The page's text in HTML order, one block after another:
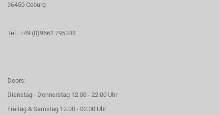
96450 Coburg
Tel.: +49 (0)9561 795348
Doors:
Dienstag - Donnerstag 12.00 - 22.00 Uhr
Freitag & Samstag 12.00 - 02.00 Uhr